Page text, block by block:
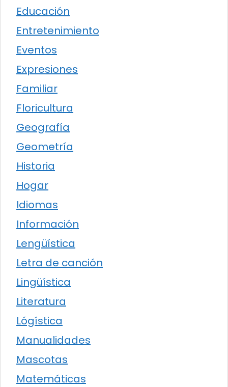
Educación
Entretenimiento
Eventos
Expresiones
Familiar
Floricultura
Geografía
Geometría
Historia
Hogar
Idiomas
Información
Lengüística
Letra de canción
Lingüística
Literatura
Lógística
Manualidades
Mascotas
Matemáticas